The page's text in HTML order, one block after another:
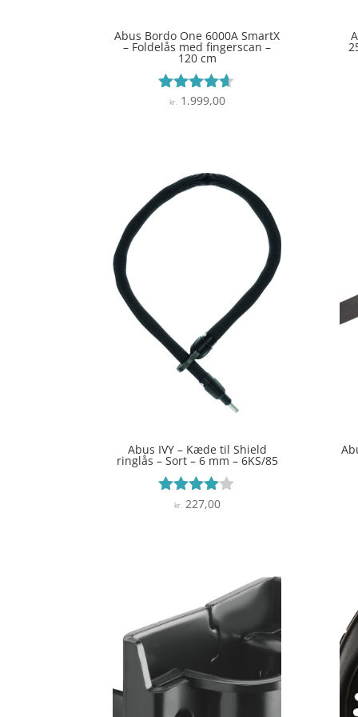
Abus Bordo One 6000A SmartX
– Foldelås med fingerscan –
120 cm
Vurderet
kr.1.999,00
Abus IVY – Kæde til Shield
ringlås – Sort – 6 mm – 6KS/85
Vurderet
kr. 227,00